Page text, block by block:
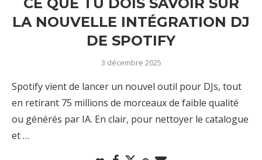
LA NOUVELLE INTÉGRATION DJ
DE SPOTIFY
3 décembre 2025
Spotify vient de lancer un nouvel outil pour DJs, tout
en retirant 75 millions de morceaux de faible qualité
ou générés par IA. En clair, pour nettoyer le catalogue
et …